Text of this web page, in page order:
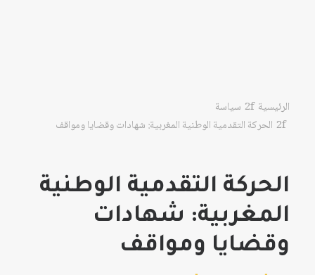
الرئيسية
سياسة
الحركة التقدمية الوطنية المغربية: شهادات وقضايا ومواقف
الحركة التقدمية الوطنية
المغربية: شهادات
وقضايا ومواقف